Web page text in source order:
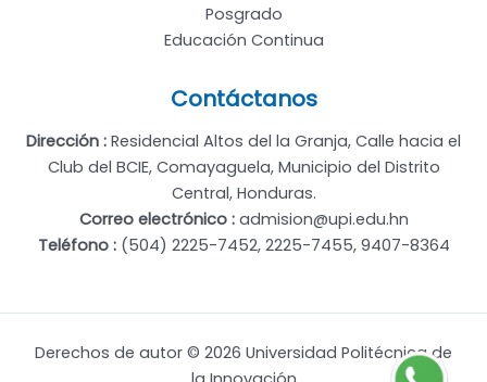
Posgrado
Educación Continua
Contáctanos
Dirección : Residencial Altos del la Granja, Calle hacia el
Club del BCIE, Comayaguela, Municipio del Distrito
Central, Honduras.
Correo electrónico :admision@upi.edu.hn
Teléfono :(504) 2225-7452, 2225-7455, 9407-8364
Derechos de autor © 2026 Universidad Politécnica de